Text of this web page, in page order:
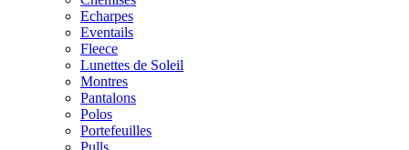
Echarpes
Eventails
Fleece
Lunettes de Soleil
Montres
Pantalons
Polos
Portefeuilles
Pulls